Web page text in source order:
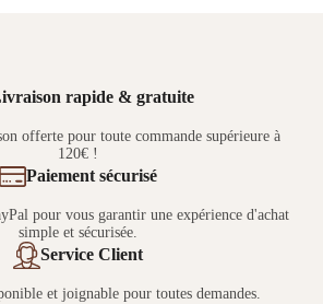
rapide & gratuite
offerte pour toute commande supérieure à
120€ !
Paiement sécurisé
pour vous garantir une expérience d'achat
simple et sécurisée.
Service Client
et joignable pour toutes demandes.